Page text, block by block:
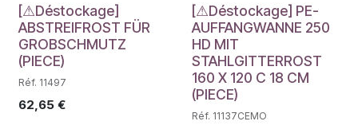
Déstockage
[⚠Déstockage]
ABSTREIFROST FÜR
GROBSCHMUTZ
(PIECE)
Réf. 11497
62,65 €
Déstockage
[⚠Déstockage] PE-
AUFFANGWANNE 250
HD MIT
STAHLGITTERROST
160 X 120 C 18 CM
(PIECE)
Réf. 11137CEMO